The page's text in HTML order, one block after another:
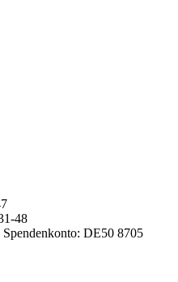
48
DE50 8705